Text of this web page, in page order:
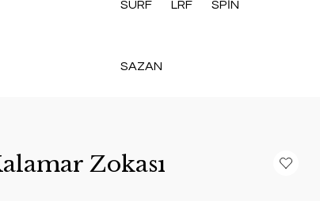
SURF LRF SPİN
SAZAN
Zokası